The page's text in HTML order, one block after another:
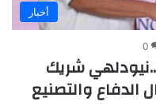
أخبار
0
شريك
والتصنيع